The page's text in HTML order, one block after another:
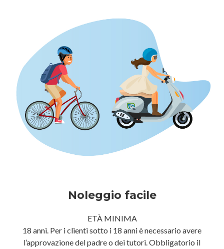
Noleggio facile
ETÀ MINIMA
18 anni. Per i clienti sotto i 18 anni è necessario avere
l’approvazione del padre o dei tutori. Obbligatorio il